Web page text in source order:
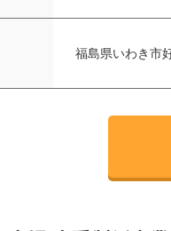
福島県いわき市